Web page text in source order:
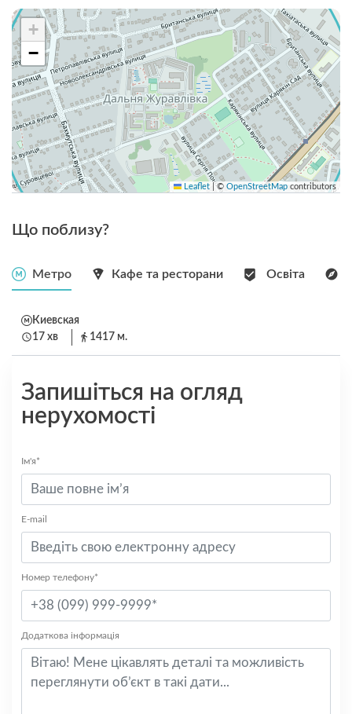
+
−
Leaflet © OpenStreetMap contributors
Що поблизу?
Метро Кафе та ресторани Освіта
Киевская
17 хв
1417 м.
Запишіться на огляд
нерухомості
Ім'я*
E-mail
Номер телефону*
Додаткова інформація